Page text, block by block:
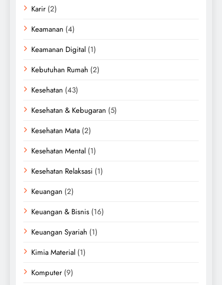
Karir (2)
Keamanan (4)
Keamanan Digital (1)
Kebutuhan Rumah (2)
Kesehatan (43)
Kesehatan & Kebugaran (5)
Kesehatan Mata (2)
Kesehatan Mental (1)
Kesehatan Relaksasi (1)
Keuangan (2)
Keuangan & Bisnis (16)
Keuangan Syariah (1)
Kimia Material (1)
Komputer (9)